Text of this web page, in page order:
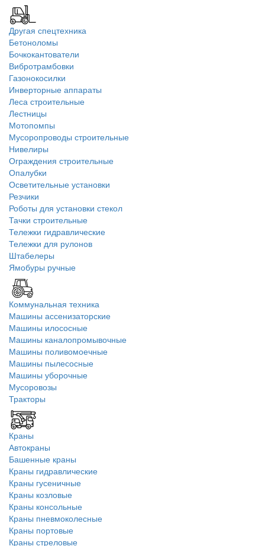
Другая спецтехника
Бетоноломы
Бочкокантователи
Вибротрамбовки
Газонокосилки
Инверторные аппараты
Леса строительные
Лестницы
Мотопомпы
Мусоропроводы строительные
Нивелиры
Ограждения строительные
Опалубки
Осветительные установки
Резчики
Роботы для установки стекол
Тачки строительные
Тележки гидравлические
Тележки для рулонов
Штабелеры
Ямобуры ручные
Коммунальная техника
Машины ассенизаторские
Машины илососные
Машины каналопромывочные
Машины поливомоечные
Машины пылесосные
Машины уборочные
Мусоровозы
Тракторы
Краны
Автокраны
Башенные краны
Краны гидравлические
Краны гусеничные
Краны козловые
Краны консольные
Краны пневмоколесные
Краны портовые
Краны стреловые